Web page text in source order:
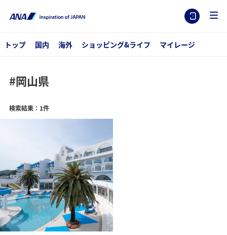
トップ 国内 海外 ショッピング&ライフ マイレージ
#岡山県
検索結果：1件